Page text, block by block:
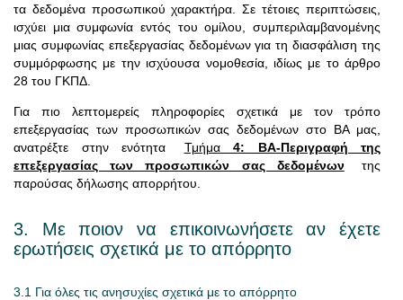
τα δεδομένα προσωπικού χαρακτήρα. Σε τέτοιες περιπτώσεις,
ισχύει μια συμφωνία εντός του ομίλου, συμπεριλαμβανομένης
μιας συμφωνίας επεξεργασίας δεδομένων για τη διασφάλιση της
συμμόρφωσης με την ισχύουσα νομοθεσία, ιδίως με το άρθρο
28 του ΓΚΠΔ.
Για πιο λεπτομερείς πληροφορίες σχετικά με τον τρόπο
επεξεργασίας των προσωπικών σας δεδομένων στο ΒΑ μας,
ανατρέξτε στην ενότητα
Τμήμα 4: ΒΑ-Περιγραφή της
επεξεργασίας των προσωπικών σας δεδομένων
της
παρούσας δήλωσης απορρήτου.
3. Με ποιον να επικοινωνήσετε αν έχετε
ερωτήσεις σχετικά με το απόρρητο
3.1 Για όλες τις ανησυχίες σχετικά με το απόρρητο